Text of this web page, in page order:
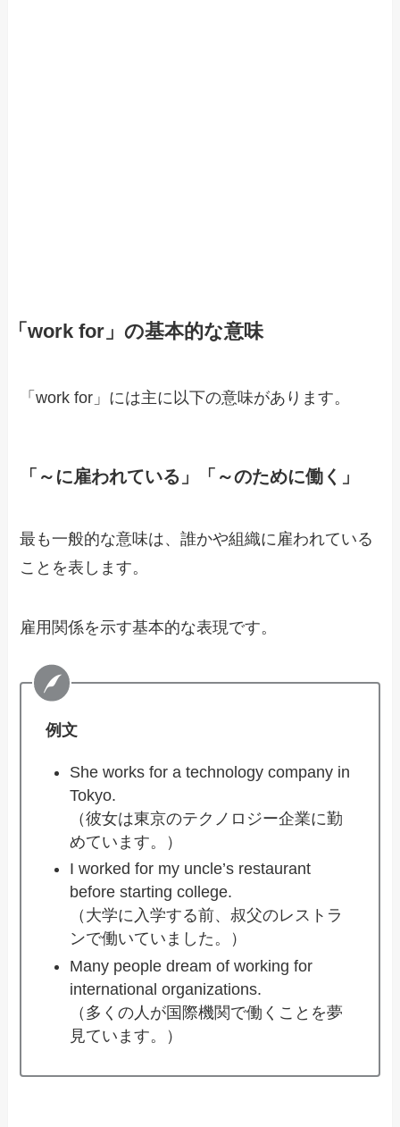
「work for」の基本的な意味
「work for」には主に以下の意味があります。
「～に雇われている」「～のために働く」
最も一般的な意味は、誰かや組織に雇われている
ことを表します。
雇用関係を示す基本的な表現です。
例文
She works for a technology company in
Tokyo.
（彼女は東京のテクノロジー企業に勤
めています。）
I worked for my uncle’s restaurant
before starting college.
（大学に入学する前、叔父のレストラ
ンで働いていました。）
Many people dream of working for
international organizations.
（多くの人が国際機関で働くことを夢
見ています。）